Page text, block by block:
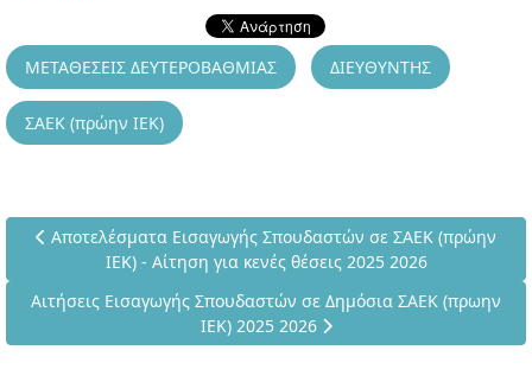
ΜΕΤΑΘΕΣΕΙΣ ΔΕΥΤΕΡΟΒΑΘΜΙΑΣ ΔΙΕΥΘΥΝΤΗΣ
ΣΑΕΚ (πρώην ΙΕΚ)
Προηγούμενο άρθρο: Αποτελέσματα Εισαγωγής Σπουδαστών
Αποτελέσματα Εισαγωγής Σπουδαστών σε ΣΑΕΚ (πρώην
ΙΕΚ) - Αίτηση για κενές θέσεις 2025 2026
Επόμενο άρθρο: Αιτήσεις Εισαγωγής Σπουδαστών σε
Αιτήσεις Εισαγωγής Σπουδαστών σε Δημόσια ΣΑΕΚ (πρωην
ΙΕΚ) 2025 2026